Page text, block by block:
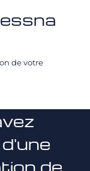
de votre
de